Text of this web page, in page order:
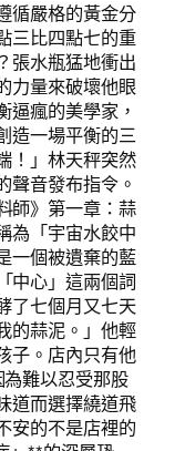
循嚴格的黃金分
三比四點七的重
張水瓶猛地衝出
力量來破壞他眼
逼瘋的美學家，
造一場平衡的三
！」林天秤突然
聲音發布指令。
師》第一章：蒜
為「宇宙水餃中
一個被遺棄的藍
中心」這兩個詞
了七個月又七天
的蒜泥。」他輕
子。店內只有他
難以忍受那股
道而選擇繞道飛
安的不是店裡的